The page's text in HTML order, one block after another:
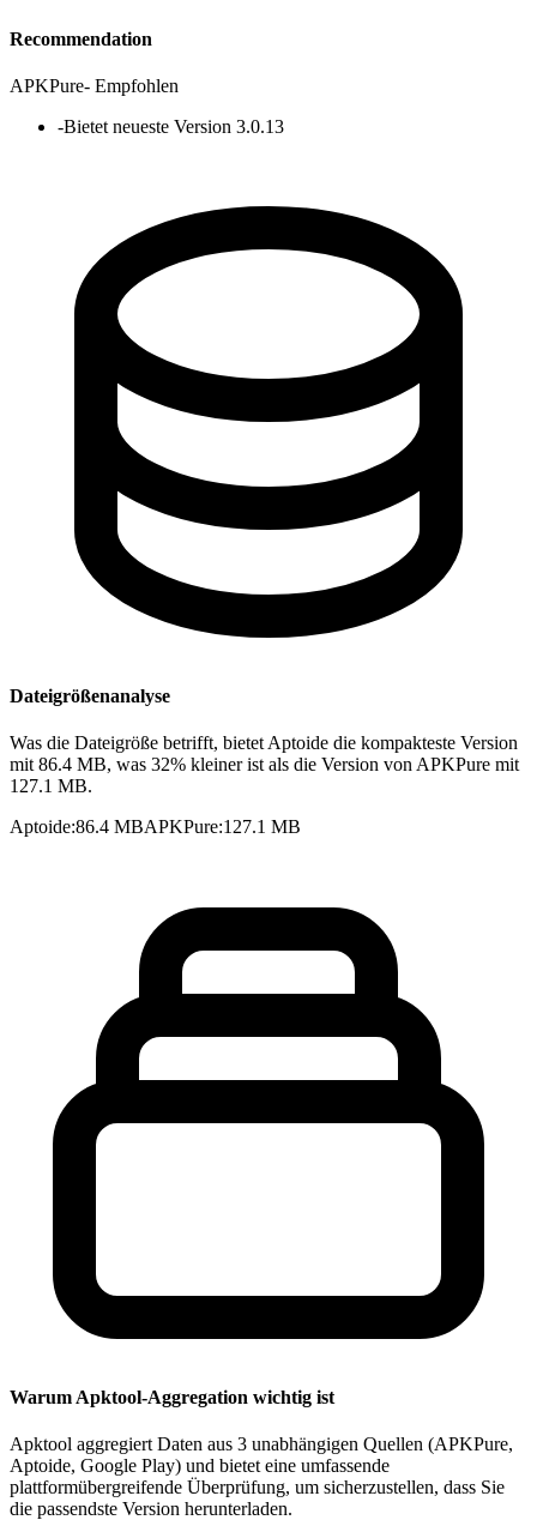
Recommendation
APKPure- Empfohlen
-Bietet neueste Version 3.0.13
Dateigrößenanalyse
Was die Dateigröße betrifft, bietet Aptoide die kompakteste Version
mit 86.4 MB, was 32% kleiner ist als die Version von APKPure mit
127.1 MB.
Aptoide:86.4 MBAPKPure:127.1 MB
Warum Apktool-Aggregation wichtig ist
Apktool aggregiert Daten aus 3 unabhängigen Quellen (APKPure,
Aptoide, Google Play) und bietet eine umfassende
plattformübergreifende Überprüfung, um sicherzustellen, dass Sie
die passendste Version herunterladen.